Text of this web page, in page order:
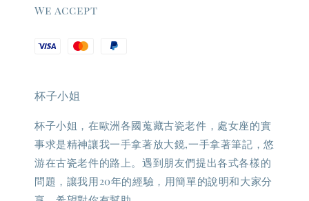
We accept
杯子小姐
杯子小姐，在歐洲各國蒐藏古瓷老件，處女座的實
事求是精神讓我一手拿著放大鏡,一手拿著筆記，悠
游在古瓷老件的路上。遇到朋友們提出各式各樣的
問題，讓我用20年的經驗，用簡單的說明和大家分